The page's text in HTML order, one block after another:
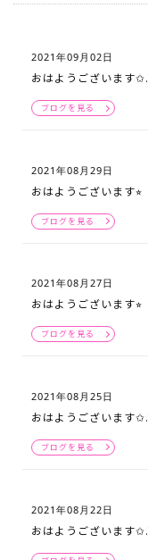
2021年09月02日
おはようございます
ブログを見る
2021年08月29日
おはようございます⭐︎
ブログを見る
2021年08月27日
おはようございます⭐︎
ブログを見る
2021年08月25日
おはようございます
ブログを見る
2021年08月22日
おはようございます